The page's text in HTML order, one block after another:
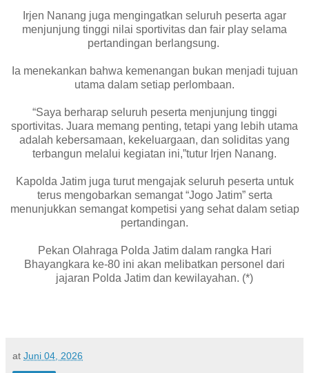
Irjen Nanang juga mengingatkan seluruh peserta agar
menjunjung tinggi nilai sportivitas dan fair play selama
pertandingan berlangsung.
Ia menekankan bahwa kemenangan bukan menjadi tujuan
utama dalam setiap perlombaan.
“Saya berharap seluruh peserta menjunjung tinggi
sportivitas. Juara memang penting, tetapi yang lebih utama
adalah kebersamaan, kekeluargaan, dan soliditas yang
terbangun melalui kegiatan ini,”tutur Irjen Nanang.
Kapolda Jatim juga turut mengajak seluruh peserta untuk
terus mengobarkan semangat “Jogo Jatim” serta
menunjukkan semangat kompetisi yang sehat dalam setiap
pertandingan.
Pekan Olahraga Polda Jatim dalam rangka Hari
Bhayangkara ke-80 ini akan melibatkan personel dari
jajaran Polda Jatim dan kewilayahan. (*)
at Juni 04, 2026